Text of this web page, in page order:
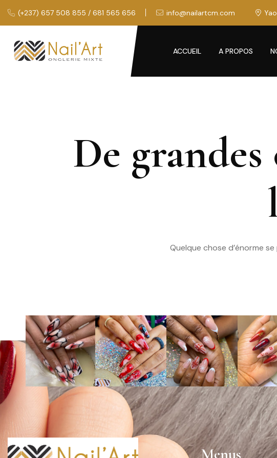
(+237) 657 508 855 / 681 565 656 info@nailartcm.com
ACCUEIL A PROPOS
De
Quelque chose d’énorme
Menus